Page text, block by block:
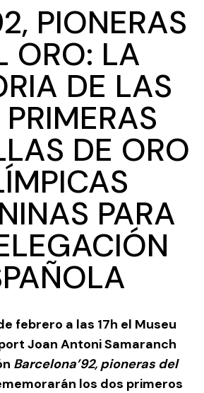
PIONERAS
ORO: LA
DE LAS
DE ORO
PARA
febrero a las 17h el Museu
Joan Antoni Samaranch
Barcelona’92, pioneras del
los dos primeros